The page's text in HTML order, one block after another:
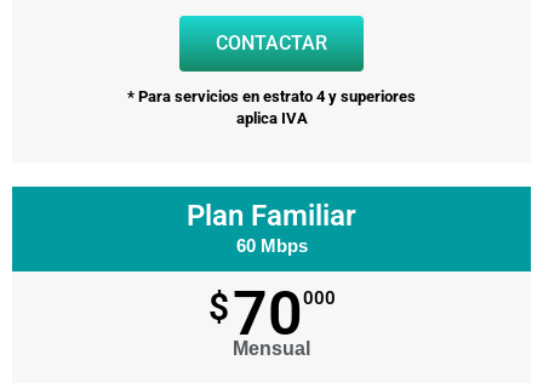
CONTACTAR
* Para servicios en estrato 4 y superiores
aplica IVA
Plan Familiar
60 Mbps
$70000
Mensual